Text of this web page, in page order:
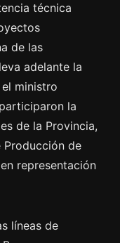
técnica
de las
adelante la
ministro
la
de la Provincia,
Producción de
representación
líneas de